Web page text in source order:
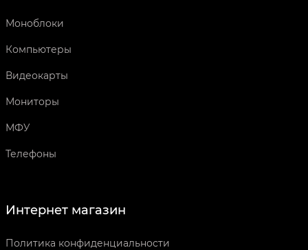
Моноблоки
Компьютеры
Видеокарты
Мониторы
МФУ
Телефоны
Интернет магазин
Политика конфиденциальности